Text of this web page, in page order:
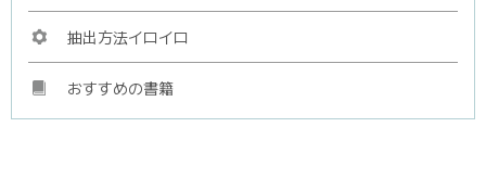
抽出方法イロイロ
おすすめの書籍